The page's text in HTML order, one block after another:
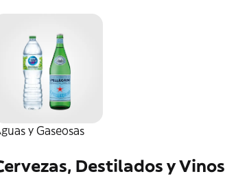
y Gaseosas
Destilados y Vinos